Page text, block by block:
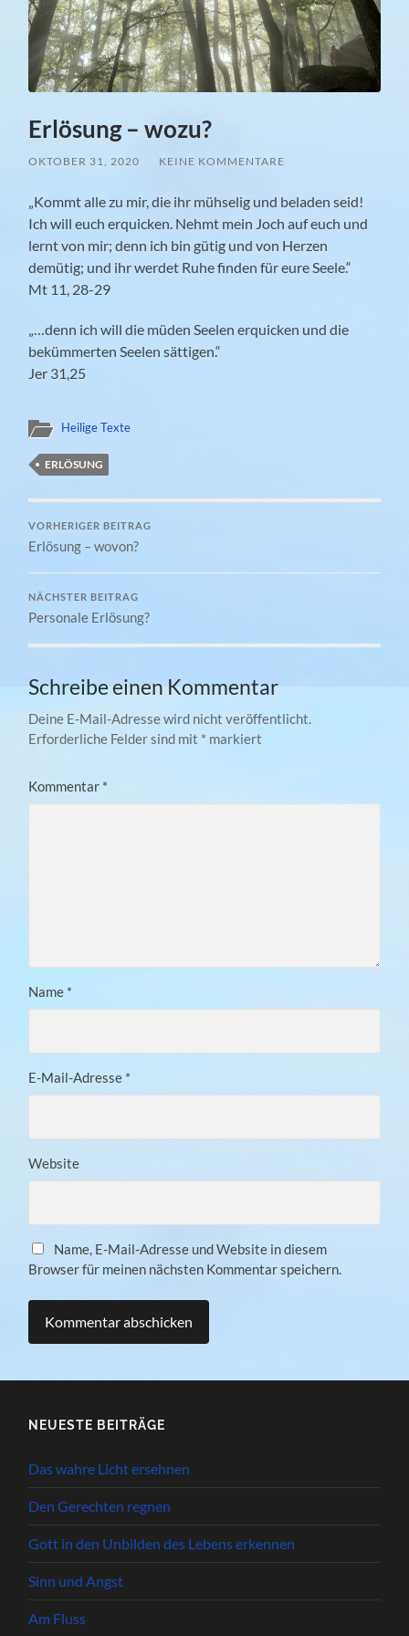
Erlösung – wozu?
OKTOBER 31, 2020 KEINE KOMMENTARE
„Kommt alle zu mir, die ihr mühselig und beladen seid!
Ich will euch erquicken. Nehmt mein Joch auf euch und
lernt von mir; denn ich bin gütig und von Herzen
demütig; und ihr werdet Ruhe finden für eure Seele.“
Mt 11, 28-29
„…denn ich will die müden Seelen erquicken und die
bekümmerten Seelen sättigen.“
Jer 31,25
Heilige Texte
ERLÖSUNG
VORHERIGER BEITRAG
Erlösung – wovon?
NÄCHSTER BEITRAG
Personale Erlösung?
Schreibe einen Kommentar
Deine E-Mail-Adresse wird nicht veröffentlicht.
Erforderliche Felder sind mit * markiert
Kommentar *
Name *
E-Mail-Adresse *
Website
Name, E-Mail-Adresse und Website in diesem
Browser für meinen nächsten Kommentar speichern.
NEUESTE BEITRÄGE
Das wahre Licht ersehnen
Den Gerechten regnen
Gott in den Unbilden des Lebens erkennen
Sinn und Angst
Am Fluss